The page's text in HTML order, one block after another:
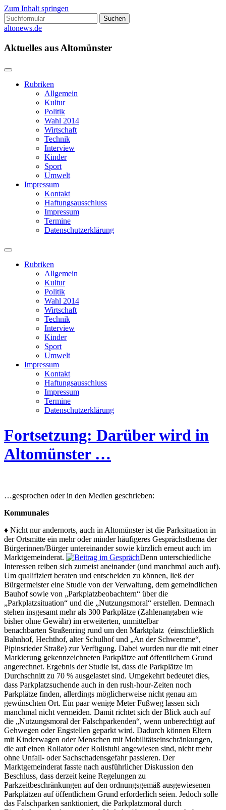
Zum Inhalt springen
Suchen
nach:
altonews.de
Aktuelles aus Altomünster
Rubriken
Allgemein
Kultur
Politik
Wahl 2014
Wirtschaft
Technik
Interview
Kinder
Sport
Umwelt
Impressum
Kontakt
Haftungsausschluss
Impressum
Termine
Datenschutzerklärung
Suchfeld
ein-/ausblenden
Rubriken
Allgemein
Kultur
Politik
Wahl 2014
Wirtschaft
Technik
Interview
Kinder
Sport
Umwelt
Impressum
Kontakt
Haftungsausschluss
Impressum
Termine
Datenschutzerklärung
Fortsetzung: Darüber wird in
Altomünster …
…gesprochen oder in den Medien geschrieben:
Kommunales
♦ Nicht nur andernorts, auch in Altomünster ist die Parksituation in
der Ortsmitte ein mehr oder minder häufigeres Gesprächsthema der
Bürgerinnen/Bürger untereinander sowie kürzlich erneut auch im
Marktgemeinderat.
Denn unterschiedliche
Interessen reiben sich zumeist aneinander (und manchmal auch auf).
Um qualifiziert beraten und entscheiden zu können, ließ der
Bürgermeister eine Studie von der Verwaltung, dem gemeindlichen
Bauhof sowie von „Parkplatzbeobachtern“ über die
„Parkplatzsituation“ und die „Nutzungsmoral“ erstellen. Demnach
stehen insgesamt mehr als 300 Parkplätze (Zahlenangaben wie
bisher ohne Gewähr) im erweiterten, unmittelbar
benachbarten Straßenring rund um den Marktplatz (einschließlich
Bahnhof, Hechthof, alter Schulhof und „An der Schwemme“,
Pipinsrieder Straße) zur Verfügung. Dabei wurden nur die mit einer
Markierung gekennzeichneten Parkplätze auf öffentlichem Grund
angerechnet. Ergebnis der Studie ist, dass die Parkplätze im
Durchschnitt zu 70 % ausgelastet sind. Umgekehrt bedeutet dies,
dass Parkplatzsuchende auch in den rush-hour-Zeiten noch
Parkplätze finden, allerdings möglicherweise nicht genau am
gewünschten Ort. Ein paar wenige Meter Fußweg lassen sich
manchmal nicht vermeiden. Damit richtet sich der Blick auch auf
die „Nutzungsmoral der Falschparkenden“, wenn unberechtigt auf
Gehwegen oder Engstellen geparkt wird. Dadurch können Eltern
mit Kinderwagen oder Menschen mit Mobilitätseinschränkungen,
die auf einen Rollator oder Rollstuhl angewiesen sind, nicht mehr
ohne Unfall- oder Sachschadensgefahr passieren. Der
Marktgemeinderat fasste nach ausführlicher Diskussion den
Beschluss, dass derzeit keine Regelungen zu
Parkzeitbeschränkungen auf den ordnungsgemäß ausgewiesenen
Parkplätzen auf öffentlichem Grund erforderlich seien. Jedoch solle
das Falschparken sanktioniert, die Parkplatzmoral durch